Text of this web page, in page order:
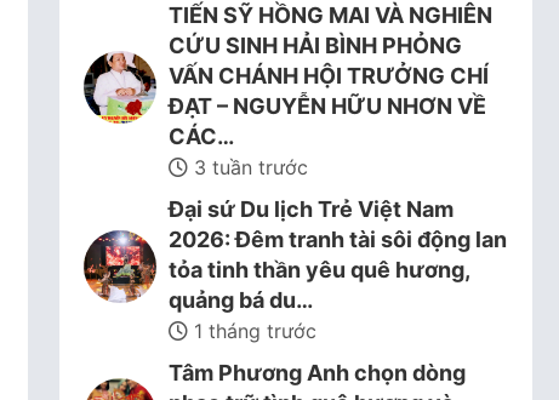
TIẾN SỸ HỒNG MAI VÀ NGHIÊN
CỨU SINH HẢI BÌNH PHỎNG
VẤN CHÁNH HỘI TRƯỞNG CHÍ
ĐẠT – NGUYỄN HỮU NHƠN VỀ
CÁC…
3 tuần trước
Đại sứ Du lịch Trẻ Việt Nam
2026: Đêm tranh tài sôi động lan
tỏa tinh thần yêu quê hương,
quảng bá du…
1 tháng trước
Tâm Phương Anh chọn dòng